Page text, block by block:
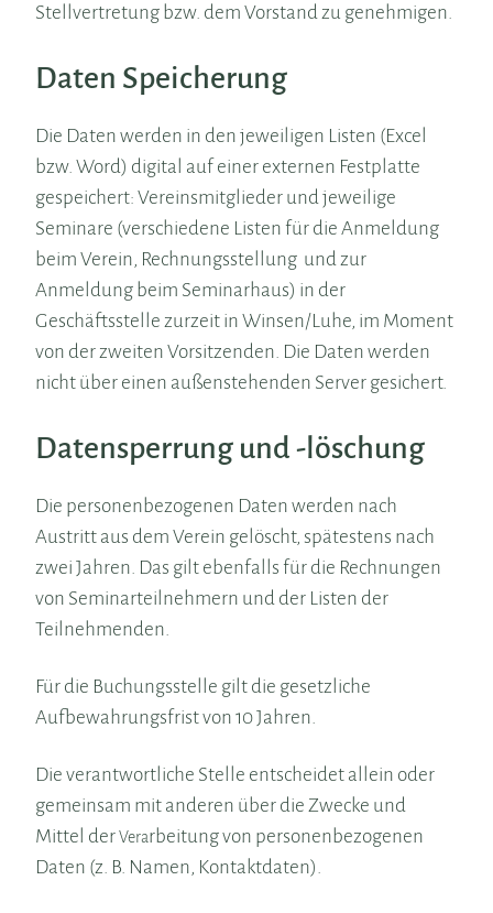
Stellvertretung bzw. dem Vorstand zu genehmigen.
Daten Speicherung
Die Daten werden in den jeweiligen Listen (Excel
bzw. Word) digital auf einer externen Festplatte
gespeichert: Vereinsmitglieder und jeweilige
Seminare (verschiedene Listen für die Anmeldung
beim Verein, Rechnungsstellung und zur
Anmeldung beim Seminarhaus) in der
Geschäftsstelle zurzeit in Winsen/Luhe, im Moment
von der zweiten Vorsitzenden. Die Daten werden
nicht über einen außenstehenden Server gesichert.
Datensperrung und -löschung
Die personenbezogenen Daten werden nach
Austritt aus dem Verein gelöscht, spätestens nach
zwei Jahren. Das gilt ebenfalls für die Rechnungen
von Seminarteilnehmern und der Listen der
Teilnehmenden.
Für die Buchungsstelle gilt die gesetzliche
Aufbewahrungsfrist von 10 Jahren.
Die verantwortliche Stelle entscheidet allein oder
gemeinsam mit anderen über die Zwecke und
Mittel derVerarbeitung von personenbezogenen
Daten (z. B. Namen, Kontaktdaten).